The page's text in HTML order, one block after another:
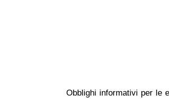
Obblighi informativi per le